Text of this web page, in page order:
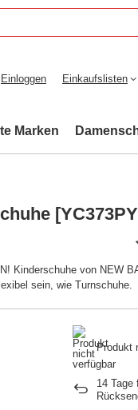
Einloggen Einkaufslisten
Marken
Kinderschuhe von NEW
sein, wie Turnschuhe.
Produkt
14 Tage